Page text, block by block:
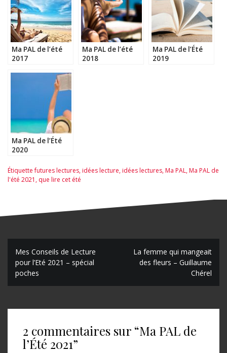
Ma PAL de l’été
2017
Ma PAL de l’été
2018
Ma PAL de l’Été
2019
Ma PAL de l’Été
2020
Étiquettefutures lectures,idées lecture,idées lectures,Ma PAL,Ma PAL de
l'été 2021 , que lire cet été
N
v
i
Mes Conseils de Lecture
pour l’Eté 2021 – spécial
poches
La femme qui mangeait
des fleurs – Guillaume
Chérel
2 commentaires sur “Ma PAL de
l’Été 2021”